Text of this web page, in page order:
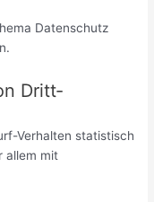
Datenschutz
Dritt­
Verhalten statistisch
allem mit